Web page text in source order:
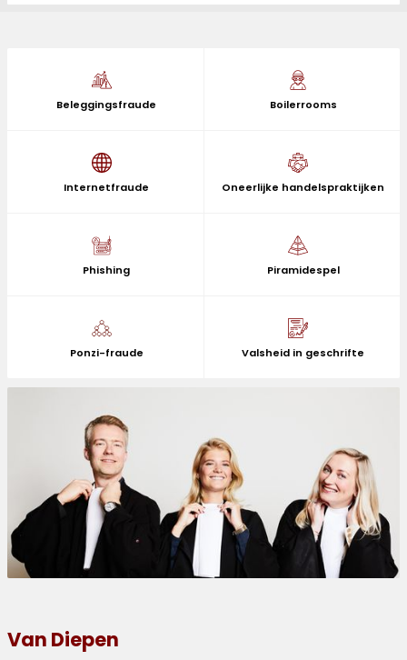
Beleggingsfraude Boilerrooms
Internetfraude Oneerlijke handelspraktijken
Phishing Piramidespel
Ponzi-fraude Valsheid in geschrifte
Van Diepen